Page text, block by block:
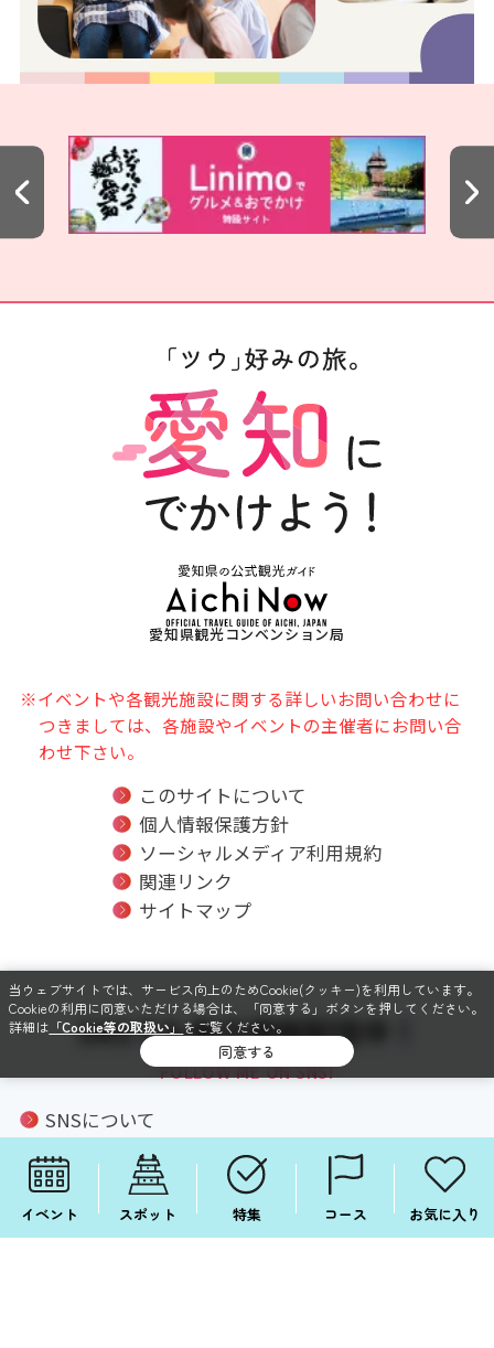
愛知県観光コンベンション局
※イベントや各観光施設に関する詳しいお問い合わせに
つきましては、各施設やイベントの主催者にお問い合
わせ下さい。
このサイトについて
個人情報保護方針
ソーシャルメディア利用規約
関連リンク
サイトマップ
SNSでも毎日情報配信中！
FOLLOW ME ON SNS!
SNSについて
Facebook Instagram
イベント スポット 特集 コース お気に入り
当ウェブサイトでは、サービス向上のためCookie(クッキー)を利用しています。
Cookieの利用に同意いただける場合は、「同意する」ボタンを押してください。
詳細は 「Cookie等の取扱い」 をご覧ください。
同意する